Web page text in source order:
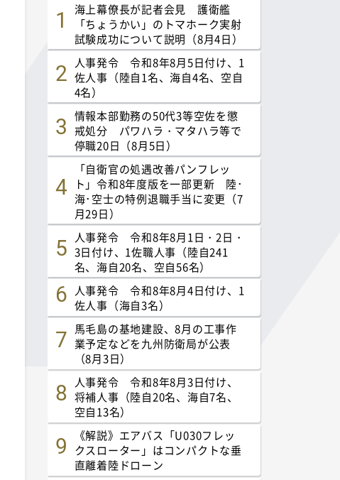
海上幕僚長が記者会見 護衛艦
「ちょうかい」のトマホーク実射
試験成功について説明（8月4日）
人事発令 令和8年8月5日付け、1
佐人事（陸自1名、海自4名、空自
4名）
情報本部勤務の50代3等空佐を懲
戒処分 パワハラ・マタハラ等で
停職20日（8月5日）
「自衛官の処遇改善パンフレッ
ト」令和8年度版を一部更新 陸･
海･空士の特例退職手当に変更（7
月29日）
人事発令 令和8年8月1日・2日・
3日付け、1佐職人事（陸自241
名、海自20名、空自56名）
人事発令 令和8年8月4日付け、1
佐人事（海自3名）
馬毛島の基地建設、8月の工事作
業予定などを九州防衛局が公表
（8月3日）
人事発令 令和8年8月3日付け、
将補人事（陸自20名、海自7名、
空自13名）
《解説》エアバス「U030フレッ
クスローター」はコンパクトな垂
直離着陸ドローン